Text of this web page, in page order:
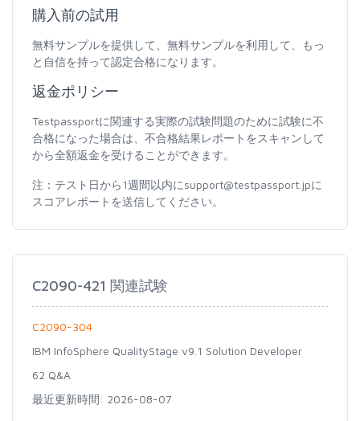
購入前の試用
無料サンプルを提供して、無料サンプルを利用して、もっ
と自信を持って認定合格になります。
返金ポリシー
Testpassportに関連する実際の試験問題のために試験に不
合格になった場合は、不合格結果レポートをスキャンして
から全額返金を受けることができます。
注：テスト日から1週間以内にsupport@testpassport.jpに
スコアレポートを送信してください。
C2090-421 関連試験
C2090-304
IBM InfoSphere QualityStage v9.1 Solution Developer
62 Q&A
最近更新時間: 2026-08-07